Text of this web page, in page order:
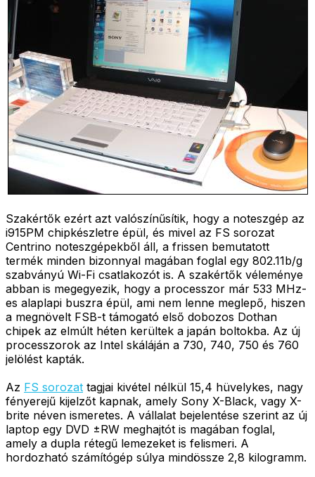
Szakértők ezért azt valószínűsítik, hogy a noteszgép az
i915PM chipkészletre épül, és mivel az FS sorozat
Centrino noteszgépekből áll, a frissen bemutatott
termék minden bizonnyal magában foglal egy 802.11b/g
szabványú Wi-Fi csatlakozót is. A szakértők véleménye
abban is megegyezik, hogy a processzor már 533 MHz-
es alaplapi buszra épül, ami nem lenne meglepő, hiszen
a megnövelt FSB-t támogató első dobozos Dothan
chipek az elmúlt héten kerültek a japán boltokba. Az új
processzorok az Intel skáláján a 730, 740, 750 és 760
jelölést kapták.
Az FS sorozat tagjai kivétel nélkül 15,4 hüvelykes, nagy
fényerejű kijelzőt kapnak, amely Sony X-Black, vagy X-
brite néven ismeretes. A vállalat bejelentése szerint az új
laptop egy DVD ±RW meghajtót is magában foglal,
amely a dupla rétegű lemezeket is felismeri. A
hordozható számítógép súlya mindössze 2,8 kilogramm.